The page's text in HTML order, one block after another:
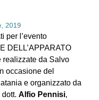
2019
per l’evento
DELL’APPARATO
realizzate da Salvo
occasione del
e organizzato da
Alfio Pennisi,